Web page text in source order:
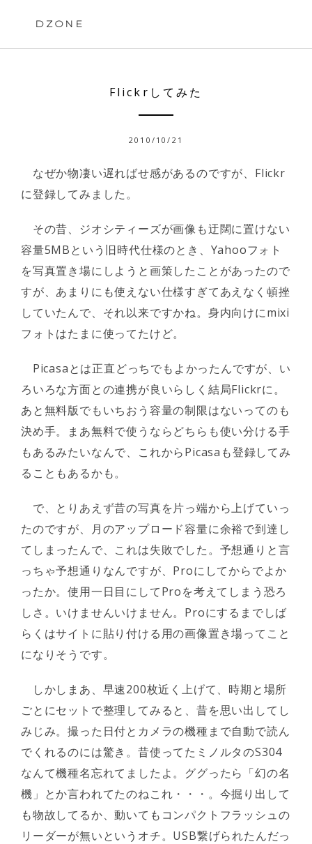
DZONE
Flickrしてみた
2010/10/21
なぜか物凄い遅ればせ感があるのですが、Flickr
に登録してみました。
その昔、ジオシティーズが画像も迂闊に置けない
容量5MBという旧時代仕様のとき、Yahooフォト
を写真置き場にしようと画策したことがあったので
すが、あまりにも使えない仕様すぎてあえなく頓挫
していたんで、それ以来ですかね。身内向けにmixi
フォトはたまに使ってたけど。
Picasaとは正直どっちでもよかったんですが、い
ろいろな方面との連携が良いらしく結局Flickrに。
あと無料版でもいちおう容量の制限はないってのも
決め手。まあ無料で使うならどちらも使い分ける手
もあるみたいなんで、これからPicasaも登録してみ
ることもあるかも。
で、とりあえず昔の写真を片っ端から上げていっ
たのですが、月のアップロード容量に余裕で到達し
てしまったんで、これは失敗でした。予想通りと言
っちゃ予想通りなんですが、Proにしてからでよか
ったか。使用一日目にしてProを考えてしまう恐ろ
しさ。いけませんいけません。Proにするまでしば
らくはサイトに貼り付ける用の画像置き場ってこと
になりそうです。
しかしまあ、早速200枚近く上げて、時期と場所
ごとにセットで整理してみると、昔を思い出してし
みじみ。撮った日付とカメラの機種まで自動で読ん
でくれるのには驚き。昔使ってたミノルタのS304
なんて機種名忘れてましたよ。ググったら「幻の名
機」とか言われてたのねこれ・・・。今掘り出して
も物故してるか、動いてもコンパクトフラッシュの
リーダーが無いというオチ。USB繋げられたんだっ